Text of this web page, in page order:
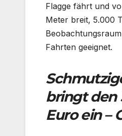
Flagge fährt und
Meter breit, 5.000
Fahrten geeignet.
bringt den
Euro ein –